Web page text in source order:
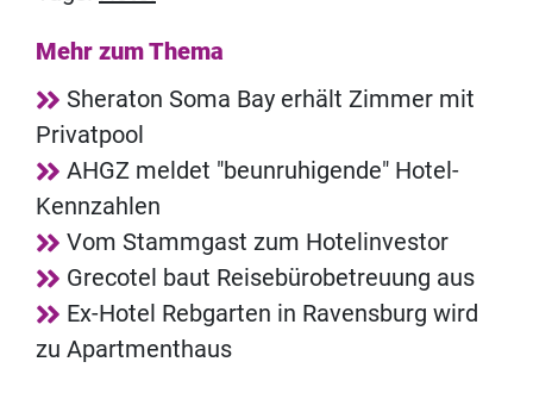
Mehr zum Thema
Sheraton Soma Bay erhält Zimmer mit
Privatpool
AHGZ meldet "beunruhigende" Hotel-
Kennzahlen
Vom Stammgast zum Hotelinvestor
Grecotel baut Reisebürobetreuung aus
Ex-Hotel Rebgarten in Ravensburg wird
zu Apartmenthaus